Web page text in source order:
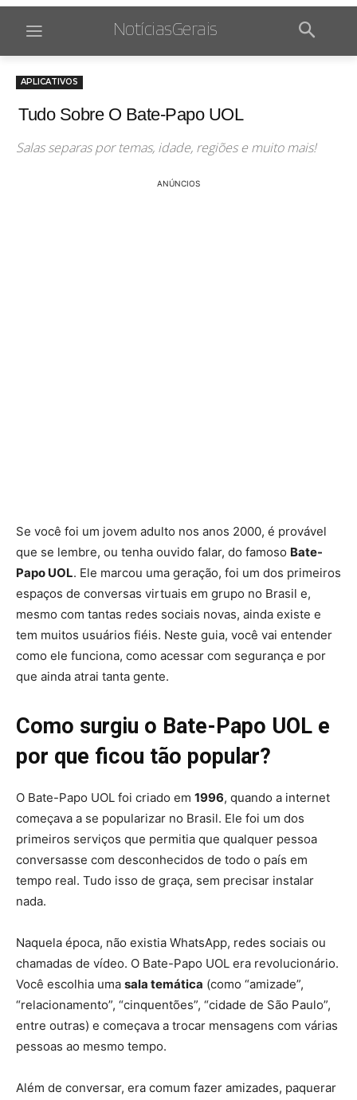
NotíciasGerais
APLICATIVOS
Tudo Sobre O Bate-Papo UOL
Salas separas por temas, idade, regiões e muito mais!
ANÚNCIOS
Se você foi um jovem adulto nos anos 2000, é provável
que se lembre, ou tenha ouvido falar, do famoso Bate-
Papo UOL. Ele marcou uma geração, foi um dos primeiros
espaços de conversas virtuais em grupo no Brasil e,
mesmo com tantas redes sociais novas, ainda existe e
tem muitos usuários fiéis. Neste guia, você vai entender
como ele funciona, como acessar com segurança e por
que ainda atrai tanta gente.
Como surgiu o Bate-Papo UOL e
por que ficou tão popular?
O Bate-Papo UOL foi criado em 1996, quando a internet
começava a se popularizar no Brasil. Ele foi um dos
primeiros serviços que permitia que qualquer pessoa
conversasse com desconhecidos de todo o país em
tempo real. Tudo isso de graça, sem precisar instalar
nada.
Naquela época, não existia WhatsApp, redes sociais ou
chamadas de vídeo. O Bate-Papo UOL era revolucionário.
Você escolhia uma sala temática (como “amizade”,
“relacionamento”, “cinquentões”, “cidade de São Paulo”,
entre outras) e começava a trocar mensagens com várias
pessoas ao mesmo tempo.
Além de conversar, era comum fazer amizades, paquerar